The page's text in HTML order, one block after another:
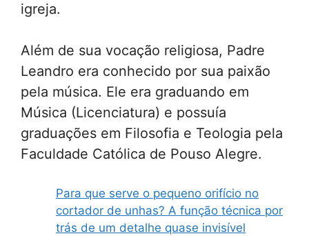
igreja.
Além de sua vocação religiosa, Padre
Leandro era conhecido por sua paixão
pela música. Ele era graduando em
Música (Licenciatura) e possuía
graduações em Filosofia e Teologia pela
Faculdade Católica de Pouso Alegre.
Para que serve o pequeno orifício no
cortador de unhas? A função técnica por
trás de um detalhe quase invisível